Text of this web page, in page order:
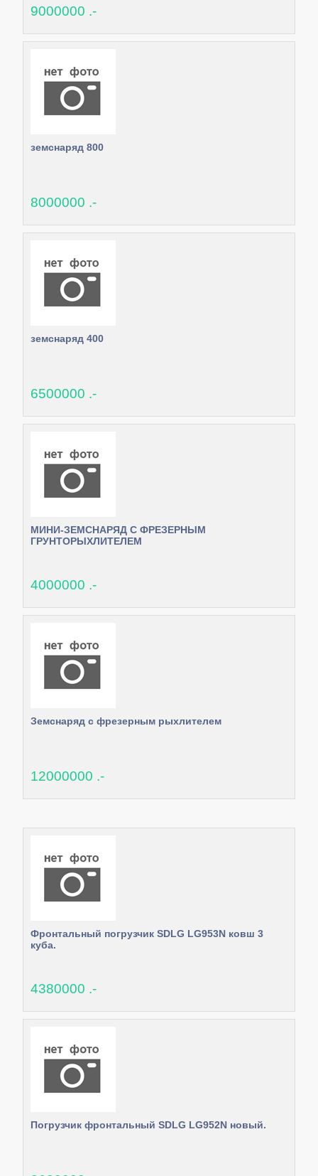
9000000 .-
земснаряд 800
8000000 .-
земснаряд 400
6500000 .-
МИНИ-ЗЕМСНАРЯД С ФРЕЗЕРНЫМ
ГРУНТОРЫХЛИТЕЛЕМ
4000000 .-
Земснаряд с фрезерным рыхлителем
12000000 .-
Фронтальный погрузчик SDLG LG953N ковш 3
куба.
4380000 .-
Погрузчик фронтальный SDLG LG952N новый.